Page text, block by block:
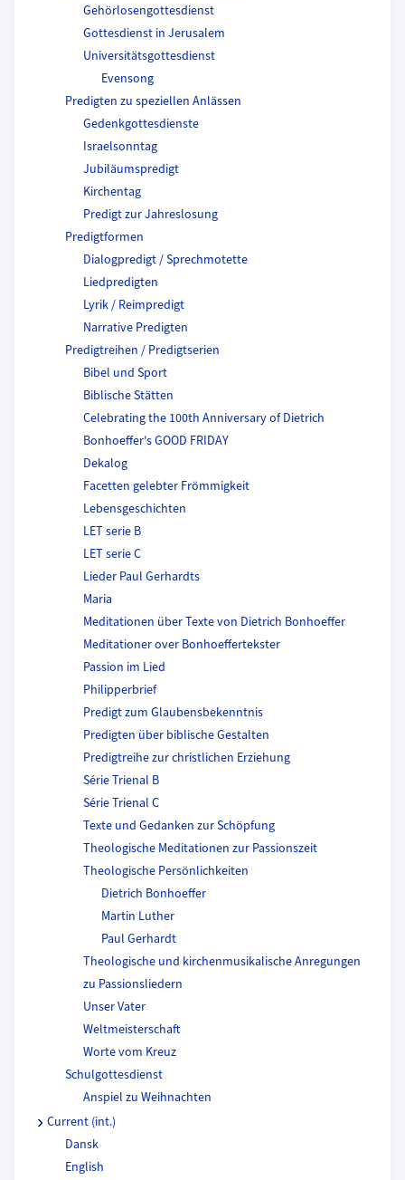
Gehörlosengottesdienst
Gottesdienst in Jerusalem
Universitätsgottesdienst
Evensong
Predigten zu speziellen Anlässen
Gedenkgottesdienste
Israelsonntag
Jubiläumspredigt
Kirchentag
Predigt zur Jahreslosung
Predigtformen
Dialogpredigt / Sprechmotette
Liedpredigten
Lyrik / Reimpredigt
Narrative Predigten
Predigtreihen / Predigtserien
Bibel und Sport
Biblische Stätten
Celebrating the 100th Anniversary of Dietrich
Bonhoeffer's GOOD FRIDAY
Dekalog
Facetten gelebter Frömmigkeit
Lebensgeschichten
LET serie B
LET serie C
Lieder Paul Gerhardts
Maria
Meditationen über Texte von Dietrich Bonhoeffer
Meditationer over Bonhoeffertekster
Passion im Lied
Philipperbrief
Predigt zum Glaubensbekenntnis
Predigten über biblische Gestalten
Predigtreihe zur christlichen Erziehung
Série Trienal B
Série Trienal C
Texte und Gedanken zur Schöpfung
Theologische Meditationen zur Passionszeit
Theologische Persönlichkeiten
Dietrich Bonhoeffer
Martin Luther
Paul Gerhardt
Theologische und kirchenmusikalische Anregungen
zu Passionsliedern
Unser Vater
Weltmeisterschaft
Worte vom Kreuz
Schulgottesdienst
Anspiel zu Weihnachten
Current (int.)
Dansk
English